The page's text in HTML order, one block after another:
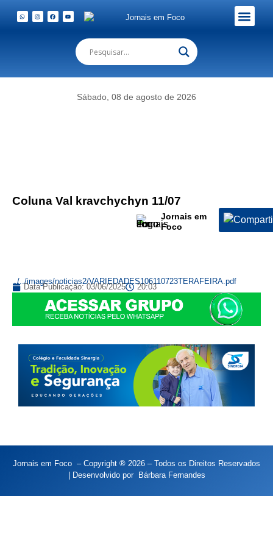
Sábado, 08 de agosto de 2026
Coluna Val kravchychyn 11/07
Jornais em
Foco
../../images/noticias2/VARIEDADES106110723TERAFEIRA.pdf
Data Publicação:03/06/2025 20:03
Jornais em Foco – Copyright ® 2026 – Todos os Direitos Reservados
| Desenvolvido por
Bárbara Fernandes